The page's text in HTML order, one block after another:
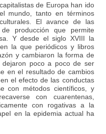
de Europa han ido
mundo, tanto en términos
El avance de las
producción que permite
Y desde el siglo XVIII la
la que periódicos y libros
y cambiaron la forma de
dejaron poco a poco de ser
en el resultado de cambios
el efecto de las conductas
con métodos científicos, y
con cuarentenas,
con rogativas a la
en la epidemia actual ha